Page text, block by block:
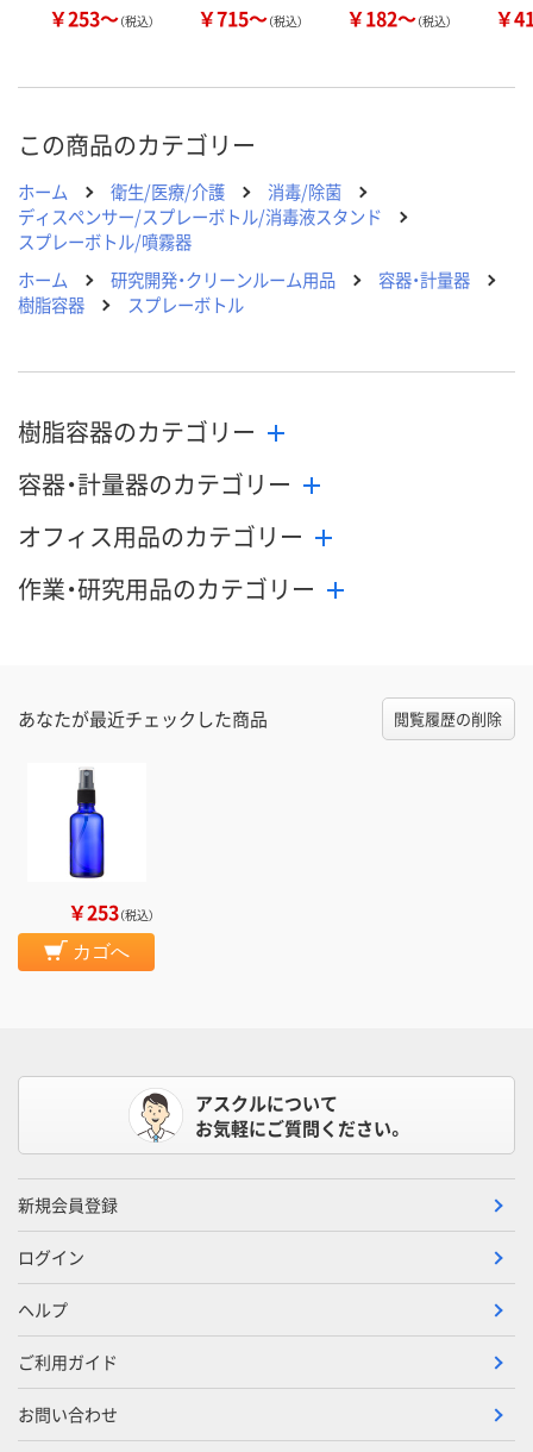
￥253～（税込） ￥715～（税込） ￥182～（税込） ￥
この商品のカテゴリー
ホーム 衛生/医療/介護
消毒/除菌
ディスペンサー/スプレーボトル/消毒液スタンド
スプレーボトル/噴霧器
ホーム
研究開発・クリーンルーム用品
容器・計量器
樹脂容器
スプレーボトル
樹脂容器のカテゴリー
容器・計量器のカテゴリー
オフィス用品のカテゴリー
作業・研究用品のカテゴリー
あなたが最近チェックした商品 閲覧履歴の削除
￥253（税込）
カゴへ
アスクルについて
お気軽にご質問ください。
新規会員登録
ログイン
ヘルプ
ご利用ガイド
お問い合わせ